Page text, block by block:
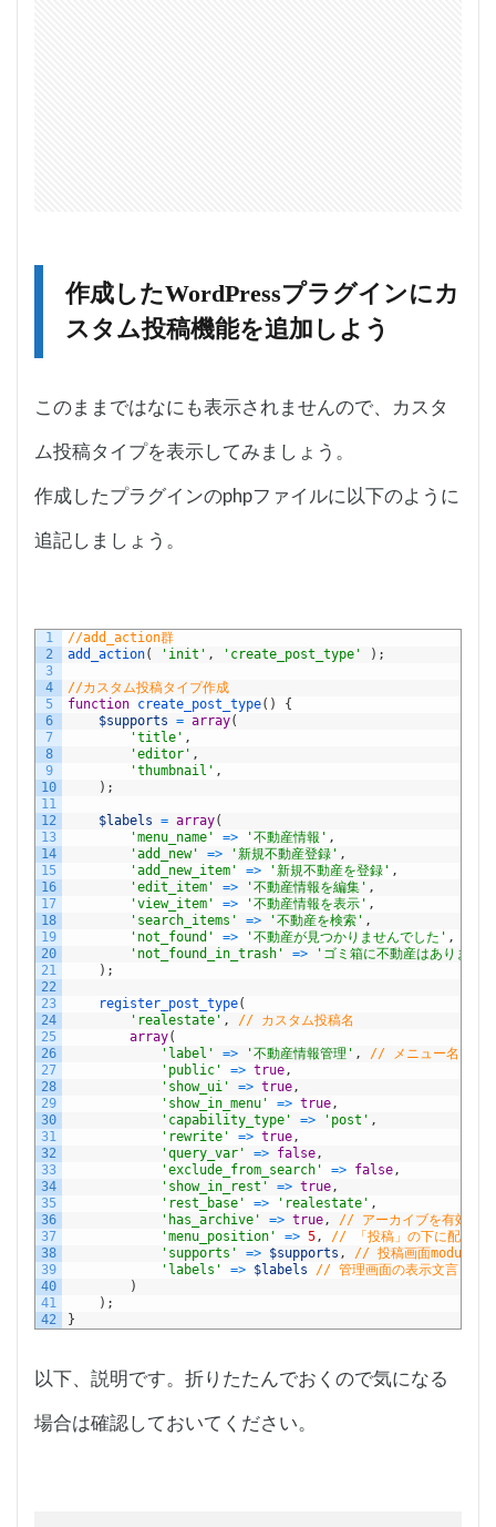
作成したWordPressプラグインにカ
スタム投稿機能を追加しよう
このままではなにも表示されませんので、カスタ
ム投稿タイプを表示してみましょう。
作成したプラグインのphpファイルに以下のように
追記しましょう。
1
2
3
4
5
6
7
8
9
10
11
12
13
14
15
16
17
18
19
20
21
22
23
24
25
26
27
28
29
30
31
32
33
34
35
36
37
38
39
40
41
42
//add_action群
add_action( 'init' , 'create_post_type' ) ;
//カスタム投稿タイプ作成
function create_post_type( )
{
$supports = array(
'title' ,
'editor' ,
'thumbnail' ,
) ;
$labels = array(
'menu_name'
=> '不動産情報' ,
'add_new'
=> '新規不動産登録' ,
'add_new_item'
=> '新規不動産を登録' ,
'edit_item'
=> '不動産情報を編集' ,
'view_item'
=> '不動産情報を表示' ,
'search_items'
=> '不動産を検索' ,
'not_found'
=> '不動産が見つかりませんでした' ,
'not_found_in_trash'
=>
'ゴミ箱に不動産はありませ
) ;
register_post_type(
'realestate' ,
// カスタム投稿名
array(
'label'
=> '不動産情報管理' ,
// メニュー名
'public'
=> true,
'show_ui'
=> true,
'show_in_menu'
=> true,
'capability_type'
=> 'post' ,
'rewrite'
=> true,
'query_var'
=> false,
'exclude_from_search'
=> false,
'show_in_rest'
=> true,
'rest_base'
=> 'realestate' ,
'has_archive'
=> true,
// アーカイブを有効
'menu_position'
=> 5,
// 「投稿」の下に配置
'supports'
=> $supports ,
// 投稿画面module設
'labels'
=> $labels
// 管理画面の表示文言
)
) ;
}
以下、説明です。折りたたんでおくので気になる
場合は確認しておいてください。